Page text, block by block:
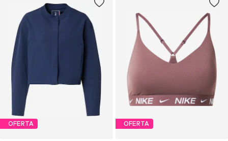
OFERTA OFERTA